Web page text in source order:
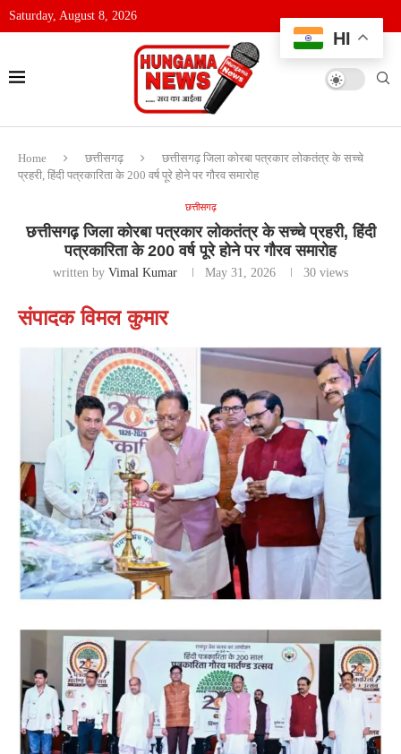
Saturday, August 8, 2026
Home छत्तीसगढ़
छत्तीसगढ़ जिला कोरबा पत्रकार लोकतंत्र के सच्चे
प्रहरी, हिंदी पत्रकारिता के 200 वर्ष पूरे होने पर गौरव समारोह
छत्तीसगढ़
छत्तीसगढ़ जिला कोरबा पत्रकार लोकतंत्र के सच्चे प्रहरी, हिंदी
पत्रकारिता के 200 वर्ष पूरे होने पर गौरव समारोह
written by Vimal Kumar May 31, 2026 30 views
संपादक विमल कुमार
HI